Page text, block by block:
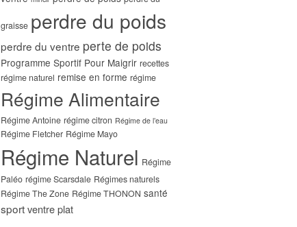
graisse perdre du poids
perdre du ventre perte de poids
Programme Sportif Pour Maigrir recettes
régime naturel remise en forme régime
Régime Alimentaire
Régime Antoine régime citron Régime de l’eau
Régime Fletcher Régime Mayo
Régime Naturel Régime
Paléo régime Scarsdale Régimes naturels
Régime The Zone Régime THONON santé
sportventre plat